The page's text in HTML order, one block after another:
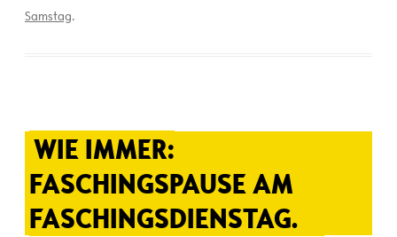
Samstag.
WIE IMMER:
FASCHINGSPAUSE AM
FASCHINGSDIENSTAG.